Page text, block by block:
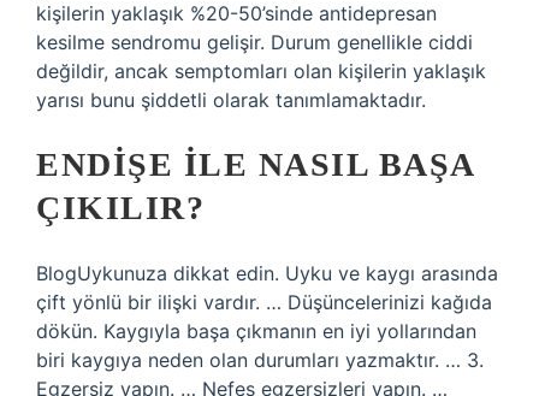
kişilerin yaklaşık %20-50’sinde antidepresan
kesilme sendromu gelişir. Durum genellikle ciddi
değildir, ancak semptomları olan kişilerin yaklaşık
yarısı bunu şiddetli olarak tanımlamaktadır.
ENDIŞE ILE NASIL BAŞA
ÇIKILIR?
BlogUykunuza dikkat edin. Uyku ve kaygı arasında
çift yönlü bir ilişki vardır. … Düşüncelerinizi kağıda
dökün. Kaygıyla başa çıkmanın en iyi yollarından
biri kaygıya neden olan durumları yazmaktır. … 3.
Egzersiz yapın. … Nefes egzersizleri yapın. …